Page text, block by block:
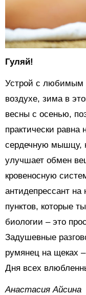
Гуляй!
Устрой с любимым
воздухе, зима в
весны с осенью,
практически
сердечную мышцу,
улучшает обмен
кровеносную
антидепрессант
пунктов, которые
биологии – это
Задушевные
румянец на щеках
Дня всех
Анастасия Айсина